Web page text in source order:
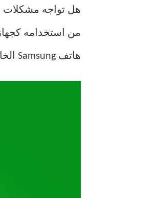
من استخدامه
هاتف Samsung الخاص بك.